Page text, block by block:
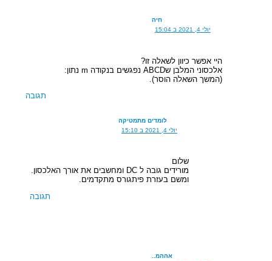
חיה
יולי 4, 2021 ב 15:04
היי אפשר כיוון לשאלה זו?
אלכסוני המלבן שABCD נפגשים בנקודה m נתון:
(המשך השאלה הוסר).
תגובה
לומדים מתמטיקה
יולי 4, 2021 ב 15:10
שלום
מורידים גובה ל DC ומחשבים את אורך האלכסון.
ומשם בעזרת פיתגורס מתקדמים.
תגובה
אההמ..